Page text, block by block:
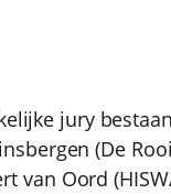
jury
(De
van Oord